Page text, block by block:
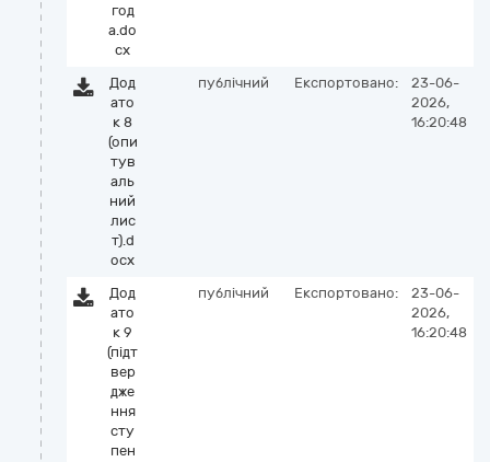
год
а.do
cx
Дод
ато
к 8
(опи
тув
аль
ний
лис
т).d
ocx
публічний Експортовано:
23-06-
2026,
16:20:48
Дод
ато
к 9
(підт
вер
дже
ння
сту
пен
публічний Експортовано:
23-06-
2026,
16:20:48